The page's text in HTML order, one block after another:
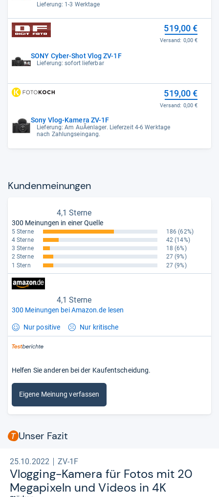
Lieferung: 1-3 Werktage
SONY Cyber-Shot Vlog ZV-1F
Lieferung: sofort lieferbar
519,00 €
Versand: 0,00 €
Sony Vlog-Kamera ZV-1F
Lieferung: Am AuÃenlager. Lieferzeit 4-6 Werktage
nach Zahlungseingang.
519,00 €
Versand: 0,00 €
Kun­den­mei­nun­gen
4,1 Sterne
300 Meinungen in einer Quelle
5 Sterne 186 (62%)
4 Sterne
42 (14%)
3 Sterne
18 (6%)
2 Sterne
27 (9%)
1 Stern
27 (9%)
4,1 Sterne
300 Meinungen bei Amazon.de lesen
Nur positive Nur kritische
Helfen Sie anderen bei der Kaufentscheidung.
Eigene Meinung verfassen
Unser Fazit
25.10.2022 ZV-1F
Vlog­ging-​Kamera für Fotos mit 20
Mega­pi­xeln und Videos in 4K